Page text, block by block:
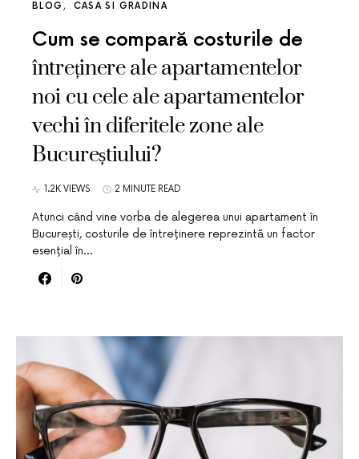
BLOG CASA SI GRADINA
Cum se compară costurile de
întreținere ale apartamentelor
noi cu cele ale apartamentelor
vechi în diferitele zone ale
Bucureștiului?
1.2K VIEWS 2 MINUTE READ
Atunci când vine vorba de alegerea unui apartament în
București, costurile de întreținere reprezintă un factor
esențial în…